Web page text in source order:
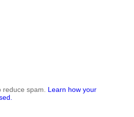
reduce spam. Learn how your